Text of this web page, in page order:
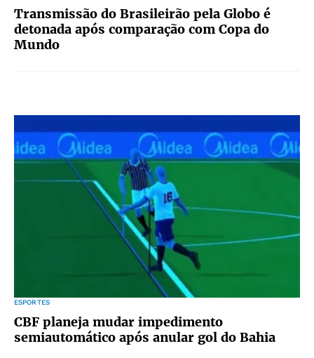
Transmissão do Brasileirão pela Globo é
detonada após comparação com Copa do
Mundo
ESPORTES
CBF planeja mudar impedimento
semiautomático após anular gol do Bahia